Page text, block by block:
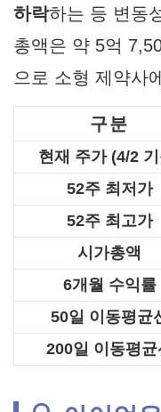
하락하는 등 변동
총액은 약 5억
으로 소형 제약사
구분
현재 주가 (4/2
52주 최저가
52주 최고가
시가총액
6개월 수익률
50일 이동평균
200일 이동평균